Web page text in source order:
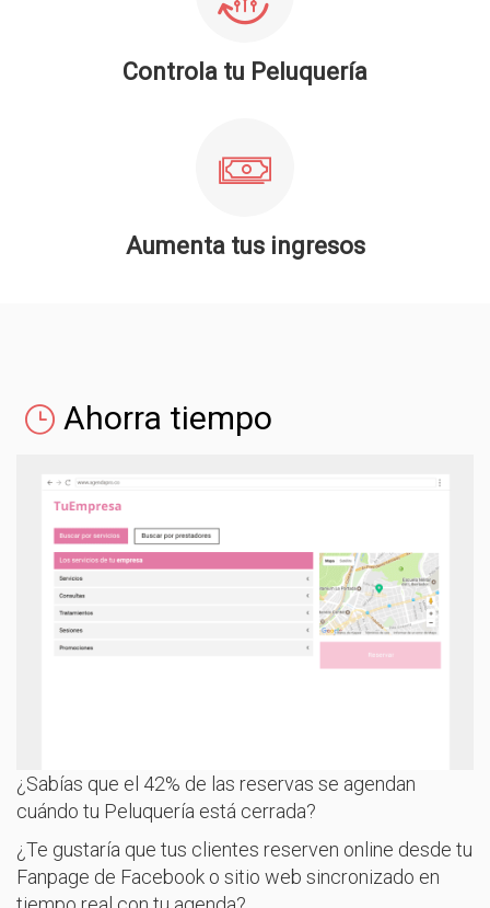
Controla tu Peluquería
Aumenta tus ingresos
Ahorra tiempo
¿Sabías que el 42% de las reservas se agendan
cuándo tu Peluquería está cerrada?
¿Te gustaría que tus clientes reserven online desde tu
Fanpage de Facebook o sitio web sincronizado en